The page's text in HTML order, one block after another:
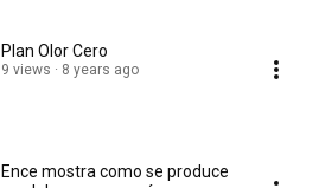
Plan Olor Cero
9 views 8 years ago
Ence mostra como se produce